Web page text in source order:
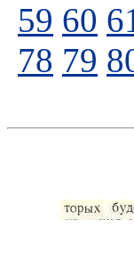
59 60
78 79